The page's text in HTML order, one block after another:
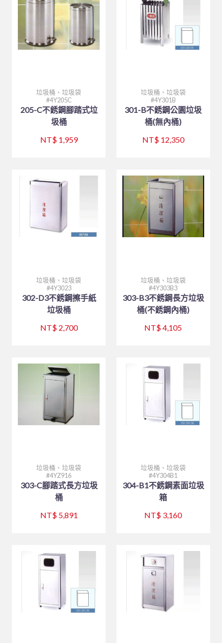
垃圾桶、垃圾袋
4Y205C
205-C不銹鋼腳踏式垃
圾桶
NT$ 1,959
垃圾桶、垃圾袋
4Y301B
301-B不銹鋼公園垃圾
桶(無內桶)
NT$ 12,350
垃圾桶、垃圾袋
4Y3023
302-D3不銹鋼擦手紙
垃圾桶
NT$ 2,700
垃圾桶、垃圾袋
4Y303B3
303-B3不銹鋼長方垃圾
桶(不銹鋼內桶)
NT$ 4,105
垃圾桶、垃圾袋
4YZ916
303-C腳踏式長方垃圾
桶
NT$ 5,891
垃圾桶、垃圾袋
4Y304B1
304-B1不銹鋼素面垃圾
箱
NT$ 3,160